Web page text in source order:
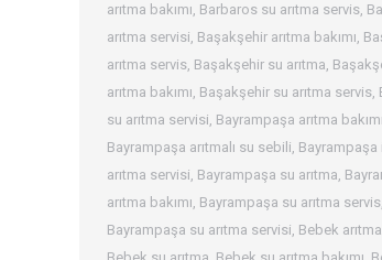
arıtma bakımı, Barbaros su arıtma servis,
arıtma servisi, Başakşehir arıtma bakımı,
arıtma servis, Başakşehir su arıtma,
arıtma bakımı, Başakşehir su arıtma servis,
su arıtma servisi, Bayrampaşa arıtma bakımı
Bayrampaşa arıtmalı su sebili, Bayrampaşa
arıtma servisi, Bayrampaşa su arıtma,
arıtma bakımı, Bayrampaşa su arıtma servis
Bayrampaşa su arıtma servisi, Bebek arıtma